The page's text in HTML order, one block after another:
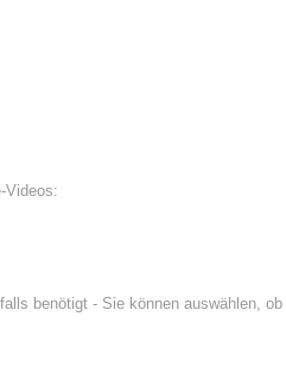
Videos:
benötigt - Sie können auswählen, ob